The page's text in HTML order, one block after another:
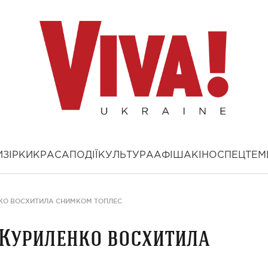
ЗІРКИ КРАСА ПОДІЇ КУЛЬТУРААФІША КІНО
ВОСХИТИЛА СНИМКОМ ТОПЛЕС
восхитила